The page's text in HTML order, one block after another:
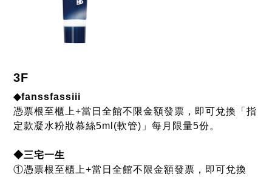
3F
◆fanssfassiii
憑票根至櫃上+當日全館不限金額發票，即可兌換「指
定款凝水粉妝慕絲5ml(軟管)」每月限量5份。
◆三宅一生
①憑票根至櫃上+當日全館不限金額發票，即可兌換